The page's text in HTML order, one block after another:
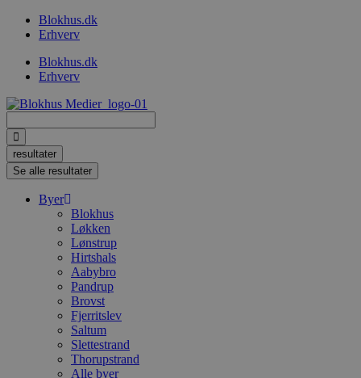
VidereBlokhus.dk
Erhverv
Blokhus.dk
Erhverv
...
resultater
Se alle resultater
Byer
Blokhus
Løkken
Lønstrup
Hirtshals
Aabybro
Pandrup
Brovst
Fjerritslev
Saltum
Slettestrand
Thorupstrand
Alle byer